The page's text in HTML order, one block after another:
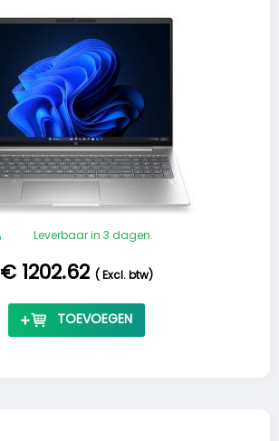
Leverbaar in 3 dagen.
€ 1202.62 ( Excl. btw)
TOEVOEGEN